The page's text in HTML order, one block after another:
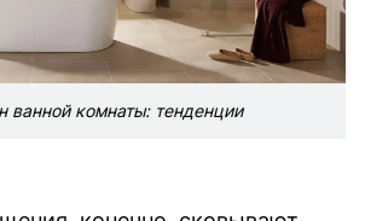
ванной комнаты: тенденции